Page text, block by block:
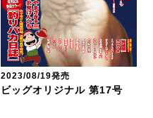
2023/08/19発売
ビッグオリジナル 第17号